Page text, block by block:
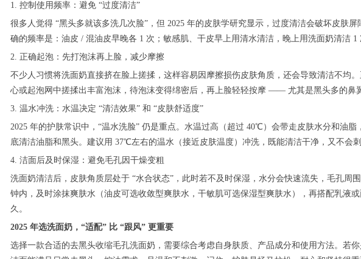
1. 控制使用频率：避免 “过度清洁”
很多人觉得 “黑头多就该多洗几次脸”，但 2025 年的皮肤学研究显示，过度清洁会破坏皮肤
确的频率是：油皮 / 混油皮早晚各 1 次；敏感肌、干皮早上用清水清洁，晚上用洗面奶清洁 1
2. 正确起泡：先打泡沫再上脸，减少摩擦
不少人习惯将洗面奶直接挤在脸上搓揉，这样容易因摩擦损伤皮肤角质，还会导致清洁不均
心或起泡网中搓揉出丰富泡沫，待泡沫变得绵密后，再上脸轻轻按摩 —— 尤其是黑头多的鼻
3. 温水冲洗：水温决定 “清洁效果” 和 “皮肤舒适度”
2025 年的护肤常识中，“温水洗脸” 仍是重点。水温过高（超过 40℃）会带走皮肤水分和油
底清洁油脂和黑头。建议用 37℃左右的温水（接近皮肤温度）冲洗，既能清洁干净，又不会刺
4. 洁面后及时保湿：避免毛孔因干燥变粗
洗面奶清洁后，皮肤角质层处于 “水合状态”，此时若不及时保湿，水分会快速流失，毛孔周
钟内，及时涂抹爽肤水（油皮可选收敛型爽肤水，干敏肌可选保湿型爽肤水），再搭配乳液
久。
2025 年选洗面奶，“适配” 比 “跟风” 更重要
选择一款合适的去黑头收缩毛孔洗面奶，需要综合考虑自身肤质、产品成分和使用方法。若